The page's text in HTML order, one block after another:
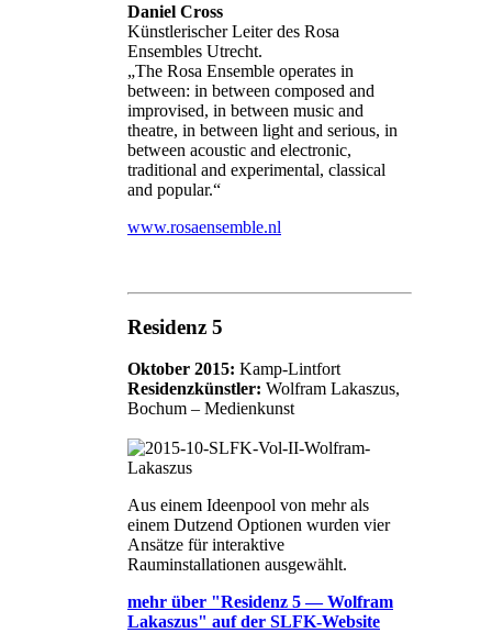
Daniel Cross
Künstlerischer Leiter des Rosa
Ensembles Utrecht.
„The Rosa Ensemble operates in
between: in between composed and
improvised, in between music and
theatre, in between light and serious, in
between acoustic and electronic,
traditional and experimental, classical
and popular.“
www.rosaensemble.nl
Residenz 5
Oktober 2015: Kamp-Lintfort
Residenzkünstler: Wolfram Lakaszus,
Bochum – Medienkunst
Aus einem Ideenpool von mehr als
einem Dutzend Optionen wurden vier
Ansätze für interaktive
Rauminstallationen ausgewählt.
mehr über "Residenz 5 — Wolfram
Lakaszus" auf der SLFK-Website